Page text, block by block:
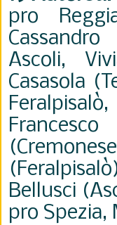
pro
Ascoli,
Casasola
Bellusci
pro Spezia,